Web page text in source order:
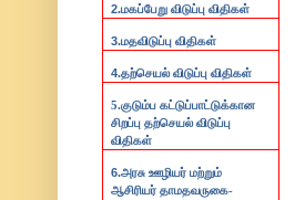
2.மகப்பேறு விடுப்பு விதிகள்
3.மதவிடுப்பு விதிகள்
4.தற்செயல் விடுப்பு விதிகள்
5.குடும்ப கட்டுப்பாட்டுக்கான
சிறப்பு தற்செயல் விடுப்பு
விதிகள்
6.அரசு ஊழியர் மற்றும்
ஆசிரியர் தாமதவருகை-